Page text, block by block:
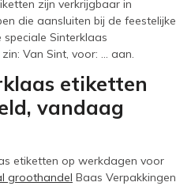
zijn verkrijgbaar in
die aansluiten bij de feestelijke
Sinterklaas
Van Sint, voor: ... aan.
etiketten
vandaag
etiketten op werkdagen voor
groothandel Baas Verpakkingen